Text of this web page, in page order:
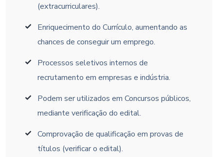
(extracurriculares).
Enriquecimento do Currículo, aumentando as
chances de conseguir um emprego.
Processos seletivos internos de
recrutamento em empresas e indústria.
Podem ser utilizados em Concursos públicos,
mediante verificação do edital.
Comprovação de qualificação em provas de
títulos (verificar o edital).